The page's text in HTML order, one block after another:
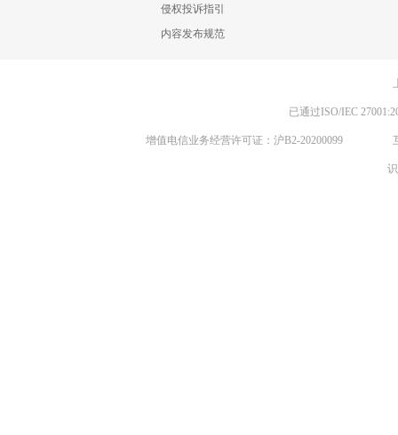
侵权投诉指引
内容发布规范
已通过ISO/IEC
增值电信业务经营许可证：沪B2-20200099